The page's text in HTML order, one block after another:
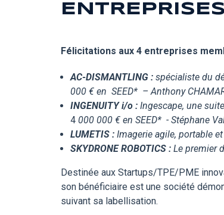
Félicitations aux 4 entreprises
AC-DISMANTLING : spécialiste du
000 € en SEED* – Anthony
INGENUITY i/o : Ingescape, une
4 000 000 € en SEED* - Stéphane
LUMETIS : Imagerie agile, portable
SKYDRONE ROBOTICS : Le premier
Destinée aux Startups/TPE/PME
son bénéficiaire est une société
suivant sa labellisation.